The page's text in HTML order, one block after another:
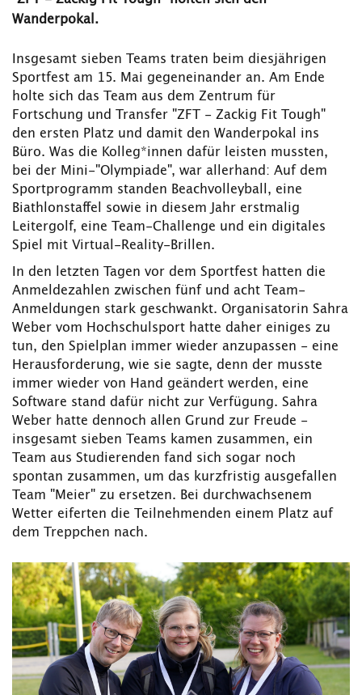
Wanderpokal.
Insgesamt sieben Teams traten beim diesjährigen
Sportfest am 15. Mai gegeneinander an. Am Ende
holte sich das Team aus dem Zentrum für
Fortschung und Transfer "ZFT - Zackig Fit Tough"
den ersten Platz und damit den Wanderpokal ins
Büro. Was die Kolleg*innen dafür leisten mussten,
bei der Mini-"Olympiade", war allerhand: Auf dem
Sportprogramm standen Beachvolleyball, eine
Biathlonstaffel sowie in diesem Jahr erstmalig
Leitergolf, eine Team-Challenge und ein digitales
Spiel mit Virtual-Reality-Brillen.
In den letzten Tagen vor dem Sportfest hatten die
Anmeldezahlen zwischen fünf und acht Team-
Anmeldungen stark geschwankt. Organisatorin Sahra
Weber vom Hochschulsport hatte daher einiges zu
tun, den Spielplan immer wieder anzupassen - eine
Herausforderung, wie sie sagte, denn der musste
immer wieder von Hand geändert werden, eine
Software stand dafür nicht zur Verfügung. Sahra
Weber hatte dennoch allen Grund zur Freude -
insgesamt sieben Teams kamen zusammen, ein
Team aus Studierenden fand sich sogar noch
spontan zusammen, um das kurzfristig ausgefallen
Team "Meier" zu ersetzen. Bei durchwachsenem
Wetter eiferten die Teilnehmenden einem Platz auf
dem Treppchen nach.